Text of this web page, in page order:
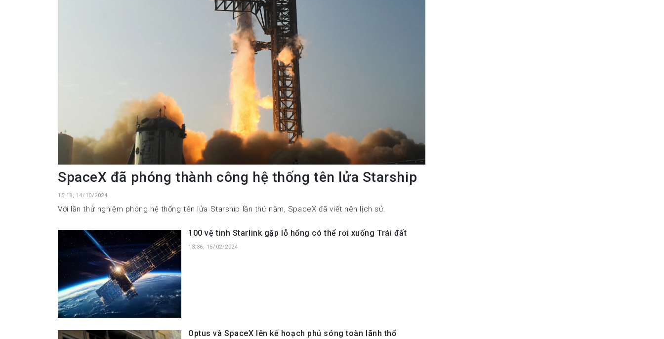
SpaceX đã phóng thành công hệ thống tên lửa Starship
15:18, 14/10/2024
Với lần thử nghiệm phóng hệ thống tên lửa Starship lần thứ năm, SpaceX đã viết nên lịch sử.
100 vệ tinh Starlink gặp lỗ hổng có thể rơi xuống Trái đất
13:36, 15/02/2024
Optus và SpaceX lên kế hoạch phủ sóng toàn lãnh thổ